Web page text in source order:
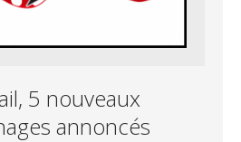
5 nouveaux
annoncés